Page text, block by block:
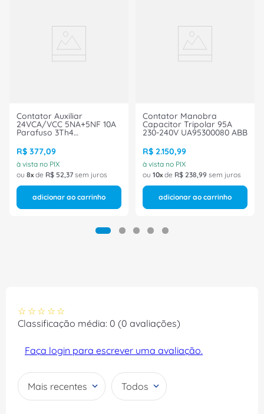
Contator Auxiliar
24VCA/VCC 5NA+5NF 10A
Parafuso 3Th4
R$ 377,09
à vista no PIX
ou 8 de R$ 52,37 sem juros
adicionar ao carrinho
Contator Manobra
Capacitor Tripolar 95A
230-240V UA95300080 ABB
R$ 2.150,99
à vista no PIX
ou 10 de R$ 238,99 sem juros
adicionar ao carrinho
☆ ☆ ☆ ☆ ☆
Classificação média: 0 (0 avaliações)
Faça login para escrever uma avaliação.
Mais recentes Todos